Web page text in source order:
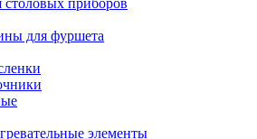
для фуршета
элементы